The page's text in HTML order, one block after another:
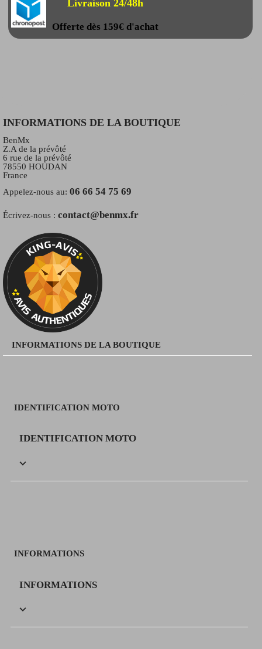
Livraison 24/48h
Offerte dès 159€ d'achat
INFORMATIONS DE LA BOUTIQUE
BenMx
Z.A de la prévôté
6 rue de la prévôté
78550 HOUDAN
France
Appelez-nous au: 06 66 54 75 69
Écrivez-nous : contact@benmx.fr
INFORMATIONS DE LA BOUTIQUE
IDENTIFICATION MOTO
IDENTIFICATION MOTO

INFORMATIONS
INFORMATIONS
